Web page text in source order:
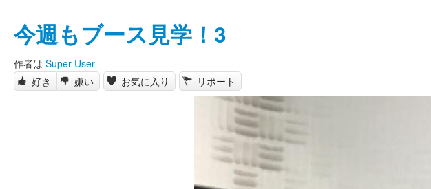
今週もブース見学！3
作者は Super User
好き
嫌い お気に入り リポート